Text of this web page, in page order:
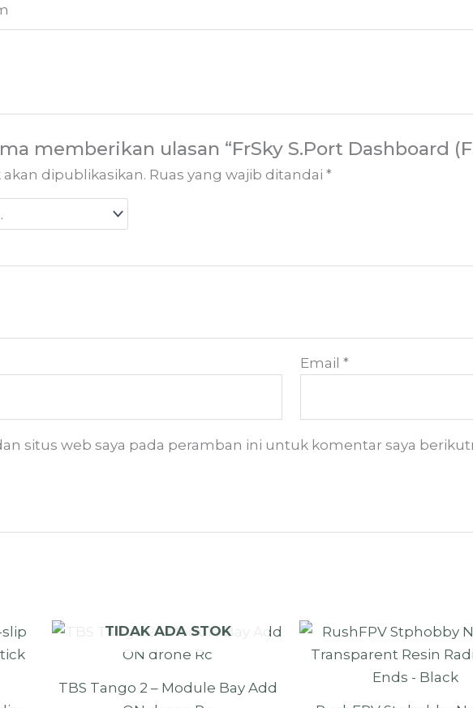
memberikan ulasan “FrSky S.Port Dashboard
dipublikasikan. Ruas yang wajib ditandai*
Email*
situs web saya pada peramban ini untuk komentar saya
TIDAK ADA STOK
TBS Tango 2 – Module Bay Add